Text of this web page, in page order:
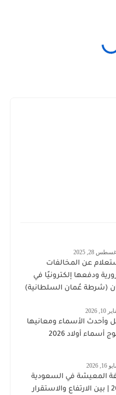
أغسطس 28, 2025
عن المخالفات
ودفعها إلكترونيًا في
(شرطة عُمان السلطانية)
10, 2026
وأحدث الأسماء ومعانيها
أسماء أولاد 2026
16, 2026
المعيشة في السعودية
2026 | بين الارتفاع والاستقرار